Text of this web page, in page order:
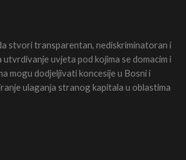
stvori transparentan, nediskriminatoran i
utvrdivanje uvjeta pod kojima se domacim i
mogu dodjeljivati koncesije u Bosni i
ulaganja stranog kapitala u oblastima